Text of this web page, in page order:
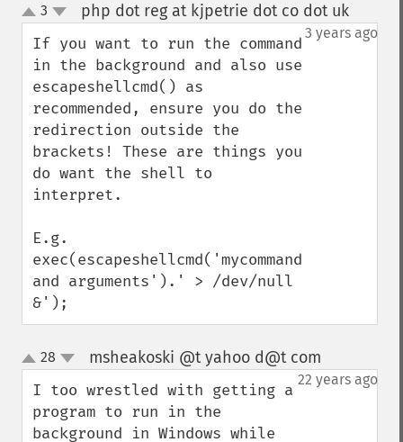
up
down
3 php dot reg at kjpetrie dot co dot uk¶
3 years ago
If you want to run the command
in the background and also use
escapeshellcmd() as
recommended, ensure you do the
redirection outside the
brackets! These are things you
do want the shell to
interpret.
E.g.
exec(escapeshellcmd('mycommand
and arguments').' > /dev/null
&');
up
down
28 msheakoski @t yahoo d@t com
22 years ago
I too wrestled with getting a
program to run in the
background in Windows while